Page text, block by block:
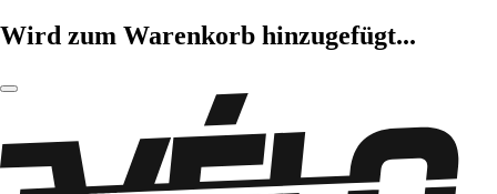
Wird zum Warenkorb hinzugefügt...